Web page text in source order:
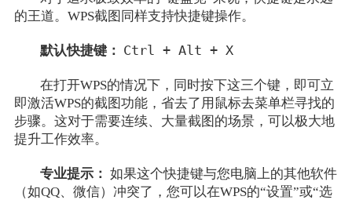
的王道。WPS截图同样支持快捷键操作。
默认快捷键： Ctrl + Alt + X
在打开WPS的情况下，同时按下这三个键，即可立
即激活WPS的截图功能，省去了用鼠标去菜单栏寻找的
步骤。这对于需要连续、大量截图的场景，可以极大地
提升工作效率。
专业提示： 如果这个快捷键与您电脑上的其他软件
（如QQ、微信）冲突了，您可以在WPS的“设置”或“选